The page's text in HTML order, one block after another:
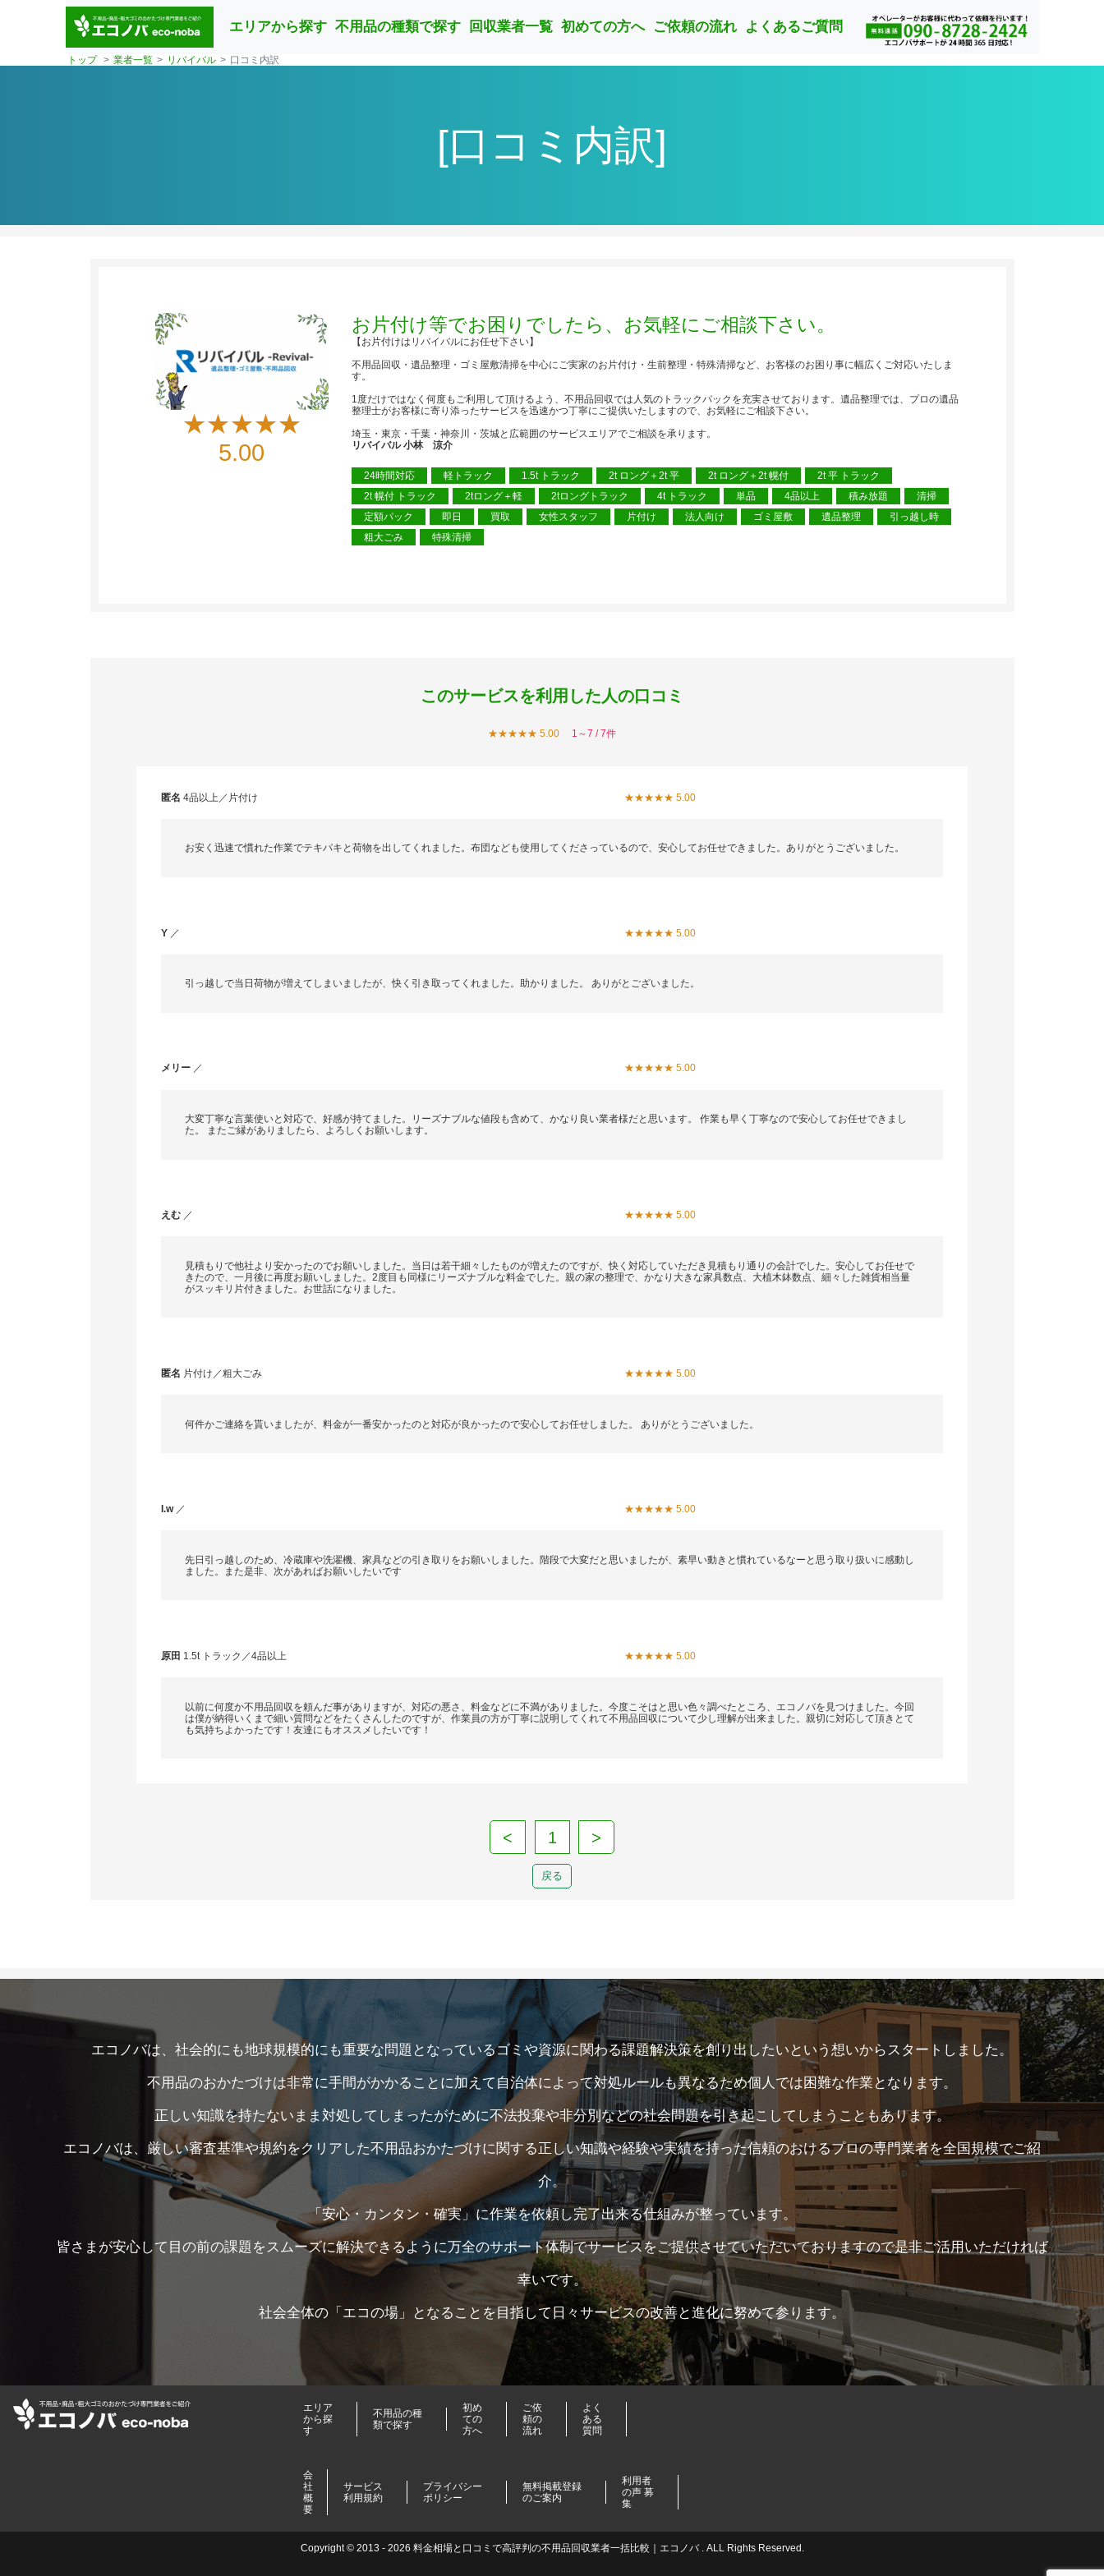
エリアから探す 不用品の種類で探す 回収業者一覧 初めての方へ ご依頼の流れ よくあるご質問
トップ 業者一覧 リバイバル 口コミ内訳
[口コミ内訳]
★★★★★
5.00
お片付け等でお困りでしたら、お気軽にご相談下さい。
【お片付けはリバイバルにお任せ下さい】
不用品回収・遺品整理・ゴミ屋敷清掃を中心にご実家のお片付け・生前整理・特殊清掃など、お客様のお困り事に幅広くご対応いたしま
す。
1度だけではなく何度もご利用して頂けるよう、不用品回収では人気のトラックパックを充実させております。遺品整理では、プロの遺品
整理士がお客様に寄り添ったサービスを迅速かつ丁寧にご提供いたしますので、お気軽にご相談下さい。
埼玉・東京・千葉・神奈川・茨城と広範囲のサービスエリアでご相談を承ります。
リバイバル 小林 涼介
24時間対応 軽トラック 1.5t トラック 2t ロング＋2t 平 2t ロング＋2t 幌付
2t 平 トラック
2t 幌付 トラック
2tロング＋軽 2tロングトラック 4t トラック 単品 4品以上 積み放題
清掃
定額パック
即日 買取 女性スタッフ 片付け 法人向け ゴミ屋敷 遺品整理
引っ越し時
粗大ごみ
特殊清掃
このサービスを利用した人の口コミ
★★★★★ 5.00 1～7 / 7件
匿名 4品以上／片付け ★★★★★ 5.00
お安く迅速で慣れた作業でテキパキと荷物を出してくれました。布団なども使用してくださっているので、安心してお任せできました。ありがとうございました。
Y ／ ★★★★★ 5.00
引っ越しで当日荷物が増えてしまいましたが、快く引き取ってくれました。助かりました。 ありがとございました。
メリー ／ ★★★★★ 5.00
大変丁寧な言葉使いと対応で、好感が持てました。リーズナブルな値段も含めて、かなり良い業者様だと思います。 作業も早く丁寧なので安心してお任せできまし
た。 またご縁がありましたら、よろしくお願いします。
えむ ／ ★★★★★ 5.00
見積もりで他社より安かったのでお願いしました。当日は若干細々したものが増えたのですが、快く対応していただき見積もり通りの会計でした。安心してお任せで
きたので、一月後に再度お願いしました。2度目も同様にリーズナブルな料金でした。親の家の整理で、かなり大きな家具数点、大植木鉢数点、細々した雑貨相当量
がスッキリ片付きました。お世話になりました。
匿名 片付け／粗大ごみ ★★★★★ 5.00
何件かご連絡を貰いましたが、料金が一番安かったのと対応が良かったので安心してお任せしました。 ありがとうございました。
I.w／ ★★★★★ 5.00
先日引っ越しのため、冷蔵庫や洗濯機、家具などの引き取りをお願いしました。階段で大変だと思いましたが、素早い動きと慣れているなーと思う取り扱いに感動し
ました。また是非、次があればお願いしたいです
原田 1.5t トラック／4品以上 ★★★★★ 5.00
以前に何度か不用品回収を頼んだ事がありますが、対応の悪さ、料金などに不満がありました。今度こそはと思い色々調べたところ、エコノバを見つけました。今回
は僕が納得いくまで細い質問などをたくさんしたのですが、作業員の方が丁寧に説明してくれて不用品回収について少し理解が出来ました。親切に対応して頂きとて
も気持ちよかったです！友達にもオススメしたいです！
< 1 >
戻る
エコノバは、社会的にも地球規模的にも重要な問題となっているゴミや資源に関わる課題解決策を創り出したいという想いからスタートしました。
不用品のおかたづけは非常に手間がかかることに加えて自治体によって対処ルールも異なるため個人では困難な作業となります。
正しい知識を持たないまま対処してしまったがために不法投棄や非分別などの社会問題を引き起こしてしまうこともあります。
エコノバは、厳しい審査基準や規約をクリアした不用品おかたづけに関する正しい知識や経験や実績を持った信頼のおけるプロの専門業者を全国規模でご紹
介。
「安心・カンタン・確実」に作業を依頼し完了出来る仕組みが整っています。
皆さまが安心して目の前の課題をスムーズに解決できるように万全のサポート体制でサービスをご提供させていただいておりますので是非ご活用いただければ
幸いです。
社会全体の「エコの場」となることを目指して日々サービスの改善と進化に努めて参ります。
エリア
から探
す
不用品の種
類で探す
初め
ての
方へ
ご依
頼の
流れ
よく
ある
質問
会
社
概
要
サービス
利用規約
プライバシー
ポリシー
無料掲載登録
のご案内
利用者
の声 募
集
Copyright © 2013 - 2026 料金相場と口コミで高評判の不用品回収業者一括比較｜エコノバ . ALL Rights Reserved.